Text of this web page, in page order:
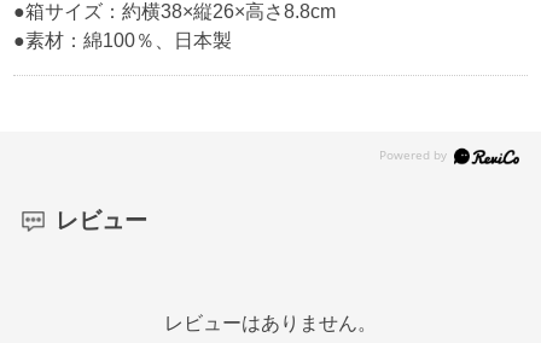
●箱サイズ：約横38×縦26×高さ8.8cm
●素材：綿100％、日本製
レビュー
レビューはありません。